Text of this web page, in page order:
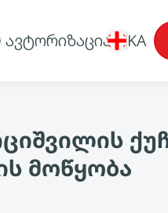
ავტორიზაცია KA
მოწყობა